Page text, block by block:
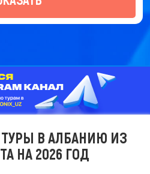
В АЛБАНИЮ ИЗ
НА 2026 ГОД